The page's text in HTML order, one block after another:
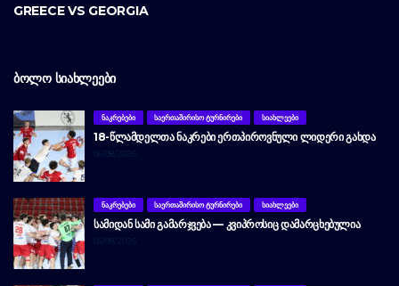
GREECE VS GEORGIA
ᲑᲝᲚᲝ ᲡᲘᲐᲮᲚᲔᲔᲑᲘ
ᲜᲐᲙᲠᲔᲑᲔᲑᲘ ᲡᲐᲔᲠᲗᲐᲨᲘᲠᲘᲡᲝ ᲢᲣᲠᲜᲘᲠᲔᲑᲘ ᲡᲘᲐᲮᲚᲔᲔᲑᲘ
18-ᲬᲚᲐᲛᲓᲔᲚᲗᲐ ᲜᲐᲙᲠᲔᲑᲘ ᲔᲠᲗᲞᲘᲠᲝᲕᲜᲣᲚᲘ ᲚᲘᲓᲔᲠᲘ ᲒᲐᲮᲓᲐ
06/08/2026
ᲜᲐᲙᲠᲔᲑᲔᲑᲘ ᲡᲐᲔᲠᲗᲐᲨᲘᲠᲘᲡᲝ ᲢᲣᲠᲜᲘᲠᲔᲑᲘ ᲡᲘᲐᲮᲚᲔᲔᲑᲘ
ᲡᲐᲛᲘᲓᲐᲜ ᲡᲐᲛᲘ ᲒᲐᲛᲐᲠᲯᲕᲔᲑᲐ — ᲙᲕᲘᲞᲠᲝᲡᲘᲪ ᲓᲐᲛᲐᲠᲪᲮᲔᲑᲣᲚᲘᲐ
05/08/2026